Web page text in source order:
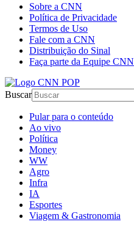
Sobre a CNN
Política de Privacidade
Termos de Uso
Fale com a CNN
Distribuição do Sinal
Faça parte da Equipe CNN
Buscar
Pular para o conteúdo
Ao vivo
Política
Money
WW
Agro
Infra
IA
Esportes
Viagem & Gastronomia